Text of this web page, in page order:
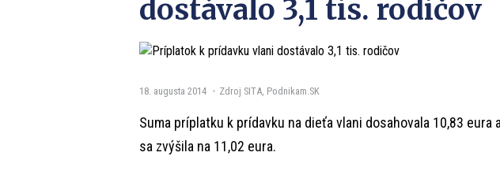
dostávalo 3,1 tis. rodičov
18. augusta 2014 Zdroj SITA, Podnikam.SK
Suma príplatku k prídavku na dieťa vlani dosahovala 10,83 eura
sa zvýšila na 11,02 eura.